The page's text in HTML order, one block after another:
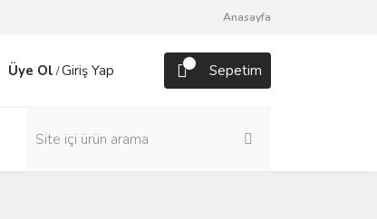
Anasayfa
Üye Ol /Giriş Yap Sepetim